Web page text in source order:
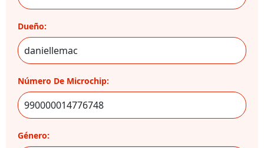
Dueño:
Número De Microchip:
Género: